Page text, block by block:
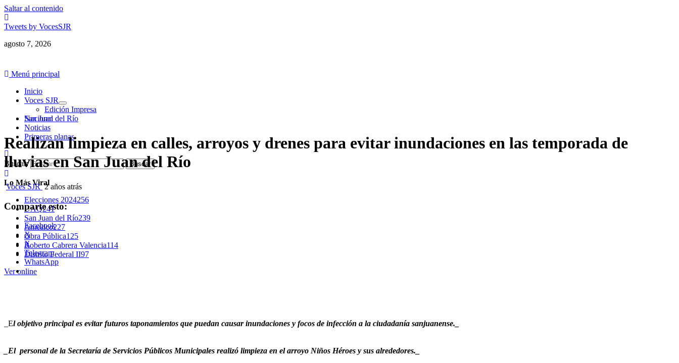
Saltar al contenido
Tweets by VocesSJR
agosto 7, 2026
Menú principal
Inicio
Voces SJR
Edición Impresa
Nacional
Noticias
Primeras planas
Buscar:
Lo Más Viral
Elecciones 2024256
UAQ241
San Juan del Río239
Amealco227
Obra Pública125
Roberto Cabrera Valencia114
Distrito Federal II97
Ver online
San Juan del Río
Realizan limpieza en calles, arroyos y drenes para evitar inundaciones en las temporada de
lluvias en San Juan del Río
Voces SJR2 años atrás
Comparte esto:
Facebook
X
X
Telegram
WhatsApp
_El objetivo principal es evitar futuros taponamientos que puedan causar inundaciones y focos de infección a la ciudadanía sanjuanense._
_El personal de la Secretaría de Servicios Públicos Municipales realizó limpieza en el arroyo Niños Héroes y sus alrededores._